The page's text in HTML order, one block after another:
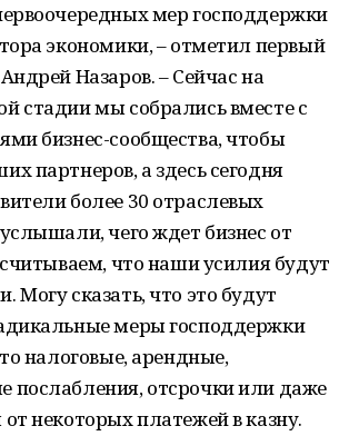
мер господдержки
экономики, – отметил первый
Назаров. – Сейчас на
стадии мы собрались вместе с
бизнес-сообщества, чтобы
партнеров, а здесь сегодня
более 30 отраслевых
чего ждет бизнес от
что наши усилия будут
Могу сказать, что это будут
меры господдержки
налоговые, арендные,
послабления, отсрочки или даже
некоторых платежей в казну.